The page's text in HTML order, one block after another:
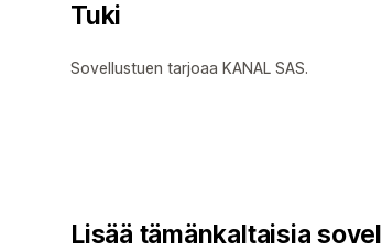
Tuki
Sovellustuen tarjoaa KANAL SAS.
Lisää tämänkaltaisia